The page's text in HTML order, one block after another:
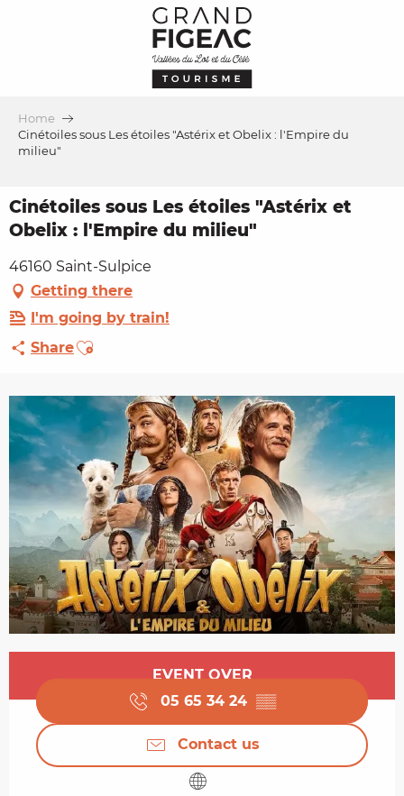
Home
Cinétoiles sous Les étoiles "Astérix et Obelix : l'Empire du
milieu"
Cinétoiles sous Les étoiles "Astérix et
Obelix : l'Empire du milieu"
46160 Saint-Sulpice
Getting there
I'm going by train!
ShareAjouter aux favoris
Opening hours & contact details
EVENT OVER
05 65 34 24 ▒▒
Contact us